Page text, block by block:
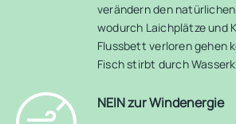
verändern den
wodurch Laichplätze und
Flussbett verloren gehen
Fisch stirbt durch
NEIN zur Windenergie